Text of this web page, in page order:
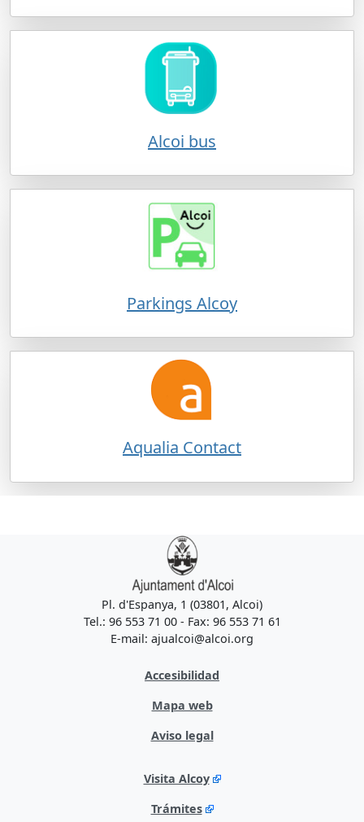
Alcoi bus
Parkings Alcoy
Aqualia Contact
Pl. d'Espanya, 1 (03801, Alcoi)
Tel.: 96 553 71 00 - Fax: 96 553 71 61
E-mail: ajualcoi@alcoi.org
Accesibilidad
Mapa web
Aviso legal
Visita Alcoy
Trámites